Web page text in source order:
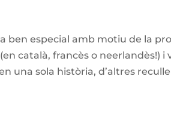
ben especial amb motiu de la
català, francès o neerlandès!)
una sola història, d’altres